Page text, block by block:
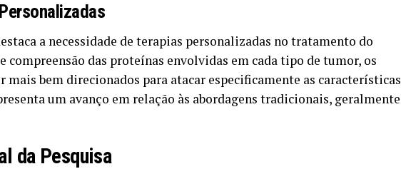
a necessidade de terapias personalizadas no tratamento do
compreensão das proteínas envolvidas em cada tipo de tumor, os
mais bem direcionados para atacar especificamente as características
um avanço em relação às abordagens tradicionais, geralmente
da Pesquisa